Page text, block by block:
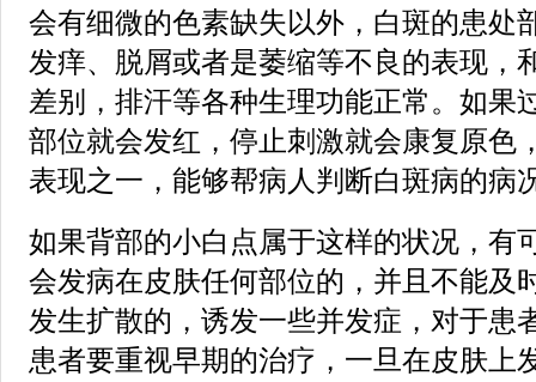
会有细微的色素缺失以外，白斑的患处
发痒、脱屑或者是萎缩等不良的表现，
差别，排汗等各种生理功能正常。如果
部位就会发红，停止刺激就会康复原色
表现之一，能够帮病人判断白斑病的病
如果背部的小白点属于这样的状况，有
会发病在皮肤任何部位的，并且不能及
发生扩散的，诱发一些并发症，对于患
患者要重视早期的治疗，一旦在皮肤上